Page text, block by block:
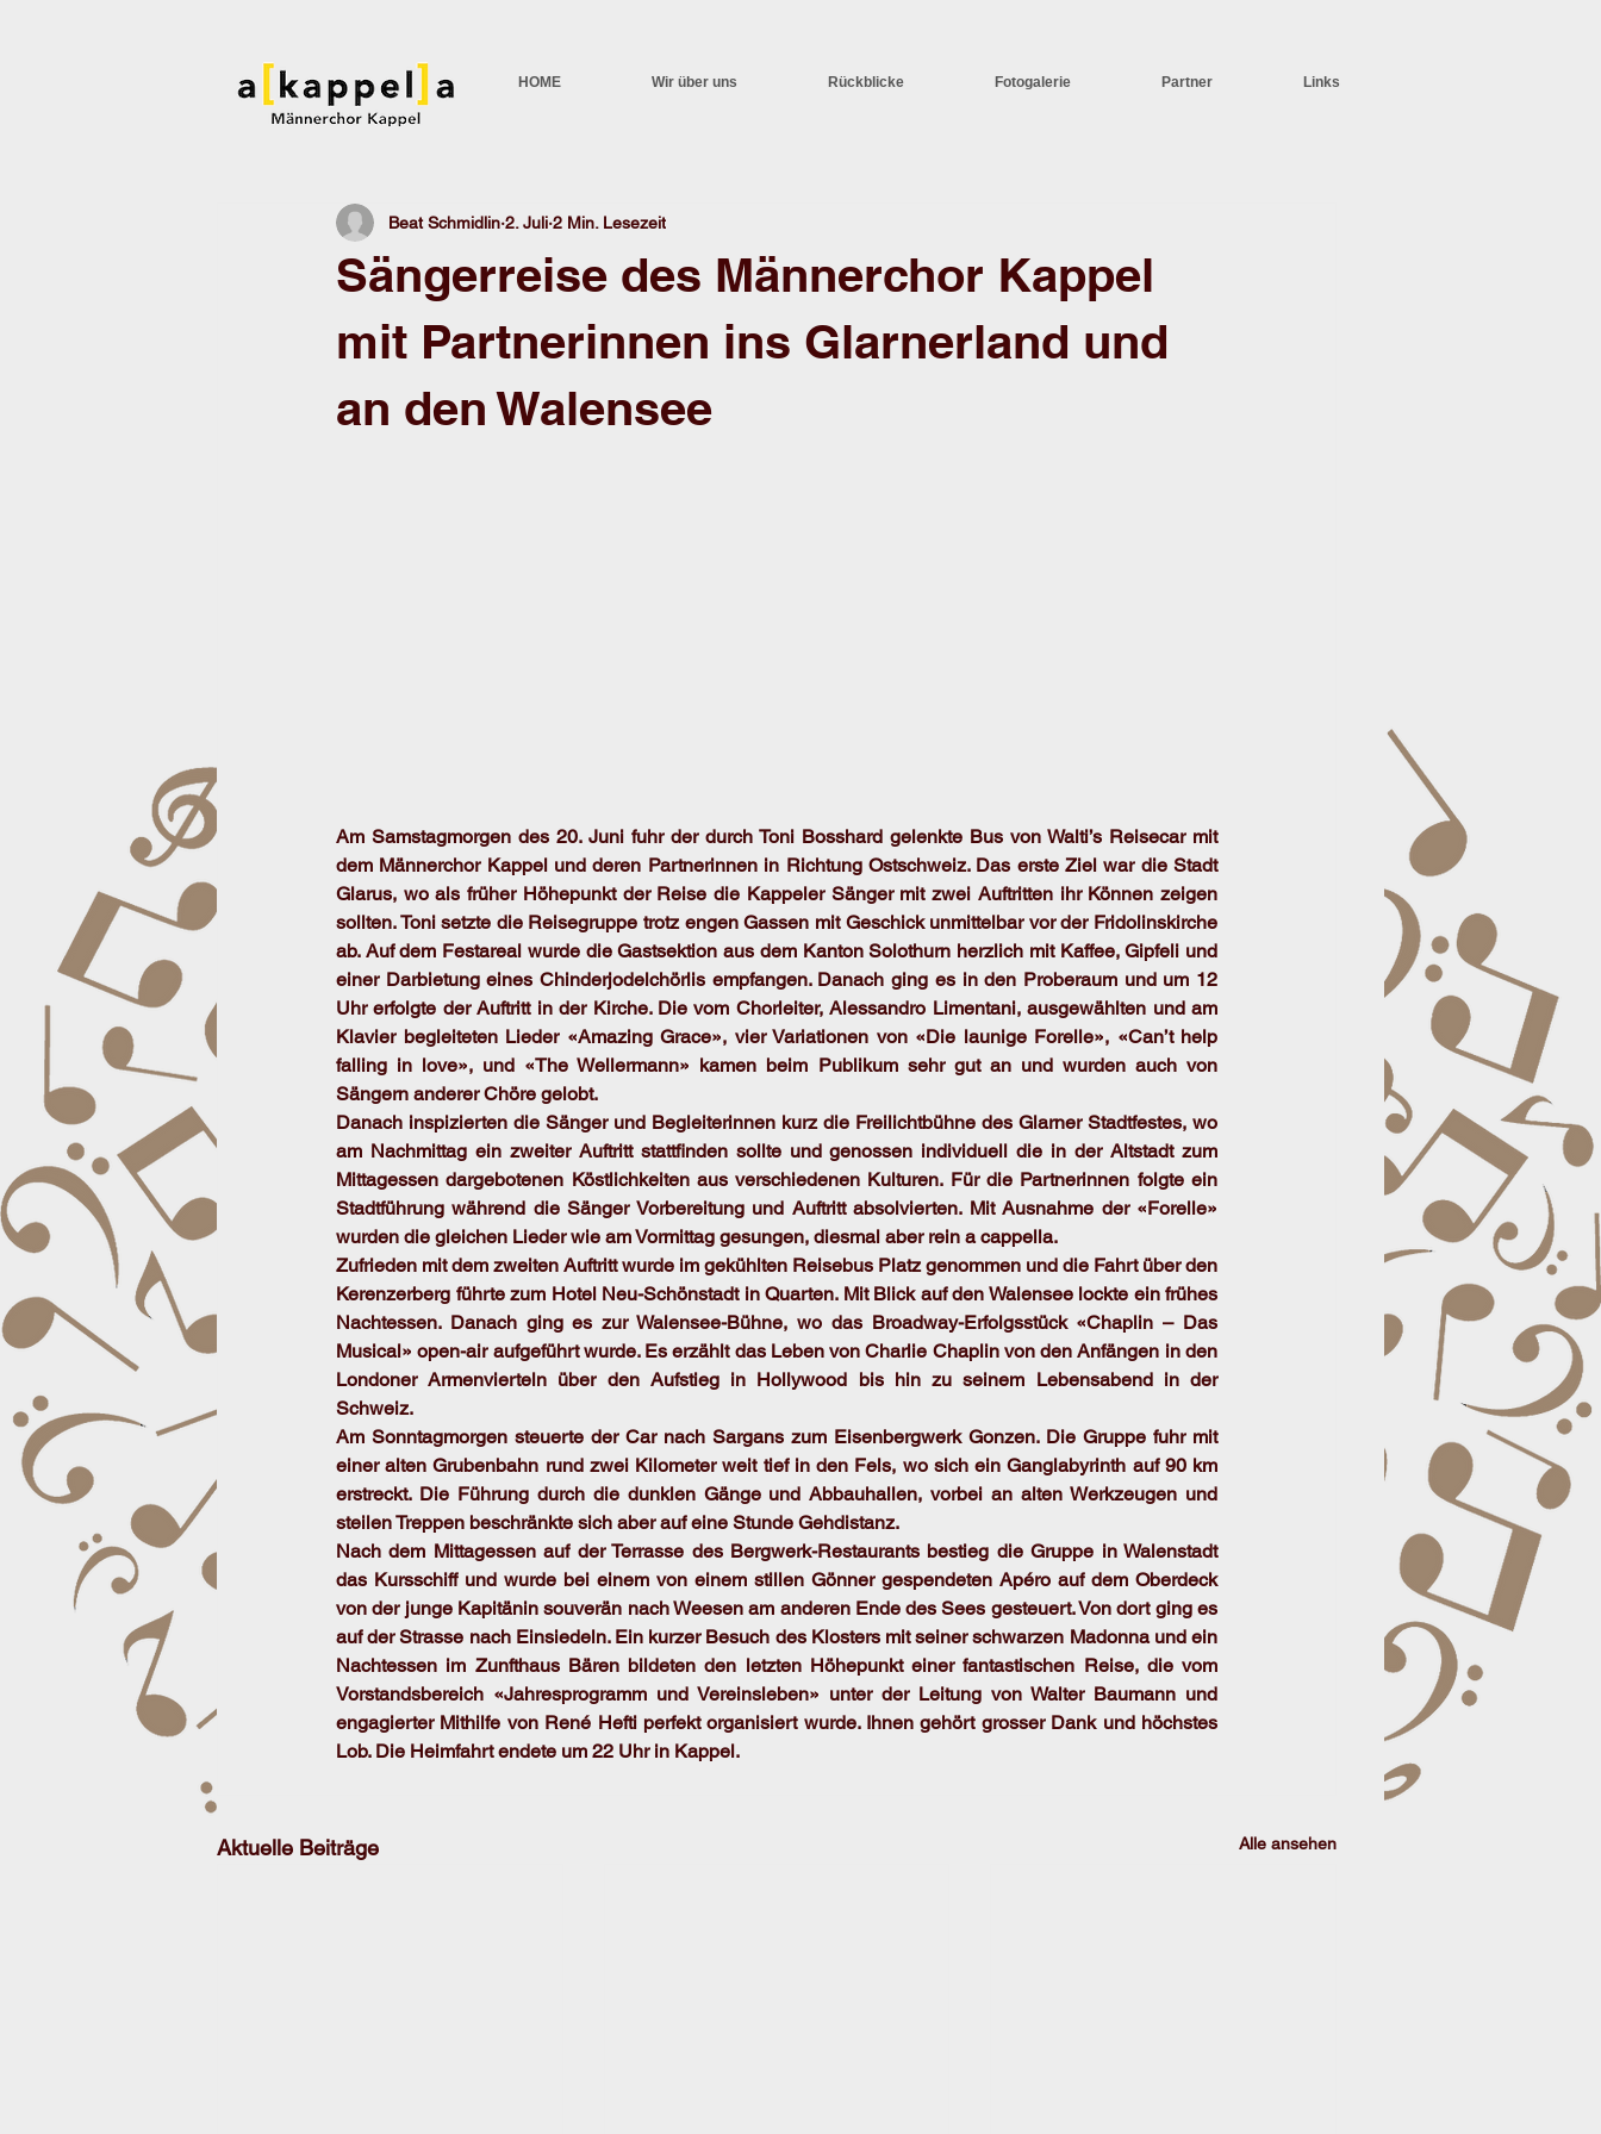
HOME Wir über uns Rückblicke Fotogalerie Partner Links
Sängerreise des Männerchor Kappel
mit Partnerinnen ins Glarnerland und
an den Walensee
Beat Schmidlin 2. Juli 2 Min. Lesezeit
Am Samstagmorgen des 20. Juni fuhr der durch Toni Bosshard gelenkte Bus von Walti’s Reisecar mit
dem Männerchor Kappel und deren Partnerinnen in Richtung Ostschweiz. Das erste Ziel war die Stadt
Glarus, wo als früher Höhepunkt der Reise die Kappeler Sänger mit zwei Auftritten ihr Können zeigen
sollten. Toni setzte die Reisegruppe trotz engen Gassen mit Geschick unmittelbar vor der Fridolinskirche
ab. Auf dem Festareal wurde die Gastsektion aus dem Kanton Solothurn herzlich mit Kaffee, Gipfeli und
einer Darbietung eines Chinderjodelchörlis empfangen. Danach ging es in den Proberaum und um 12
Uhr erfolgte der Auftritt in der Kirche. Die vom Chorleiter, Alessandro Limentani, ausgewählten und am
Klavier begleiteten Lieder «Amazing Grace», vier Variationen von «Die launige Forelle», «Can’t help
falling in love», und «The Wellermann» kamen beim Publikum sehr gut an und wurden auch von
Sängern anderer Chöre gelobt.
Danach inspizierten die Sänger und Begleiterinnen kurz die Freilichtbühne des Glarner Stadtfestes, wo
am Nachmittag ein zweiter Auftritt stattfinden sollte und genossen individuell die in der Altstadt zum
Mittagessen dargebotenen Köstlichkeiten aus verschiedenen Kulturen. Für die Partnerinnen folgte ein
Stadtführung während die Sänger Vorbereitung und Auftritt absolvierten. Mit Ausnahme der «Forelle»
wurden die gleichen Lieder wie am Vormittag gesungen, diesmal aber rein a cappella.
Zufrieden mit dem zweiten Auftritt wurde im gekühlten Reisebus Platz genommen und die Fahrt über den
Kerenzerberg führte zum Hotel Neu-Schönstadt in Quarten. Mit Blick auf den Walensee lockte ein frühes
Nachtessen. Danach ging es zur Walensee-Bühne, wo das Broadway-Erfolgsstück «Chaplin – Das
Musical» open-air aufgeführt wurde. Es erzählt das Leben von Charlie Chaplin von den Anfängen in den
Londoner Armenvierteln über den Aufstieg in Hollywood bis hin zu seinem Lebensabend in der
Schweiz.
Am Sonntagmorgen steuerte der Car nach Sargans zum Eisenbergwerk Gonzen. Die Gruppe fuhr mit
einer alten Grubenbahn rund zwei Kilometer weit tief in den Fels, wo sich ein Ganglabyrinth auf 90 km
erstreckt. Die Führung durch die dunklen Gänge und Abbauhallen, vorbei an alten Werkzeugen und
steilen Treppen beschränkte sich aber auf eine Stunde Gehdistanz.
Nach dem Mittagessen auf der Terrasse des Bergwerk-Restaurants bestieg die Gruppe in Walenstadt
das Kursschiff und wurde bei einem von einem stillen Gönner gespendeten Apéro auf dem Oberdeck
von der junge Kapitänin souverän nach Weesen am anderen Ende des Sees gesteuert. Von dort ging es
auf der Strasse nach Einsiedeln. Ein kurzer Besuch des Klosters mit seiner schwarzen Madonna und ein
Nachtessen im Zunfthaus Bären bildeten den letzten Höhepunkt einer fantastischen Reise, die vom
Vorstandsbereich «Jahresprogramm und Vereinsleben» unter der Leitung von Walter Baumann und
engagierter Mithilfe von René Hefti perfekt organisiert wurde. Ihnen gehört grosser Dank und höchstes
Lob. Die Heimfahrt endete um 22 Uhr in Kappel.
Aktuelle Beiträge Alle ansehen